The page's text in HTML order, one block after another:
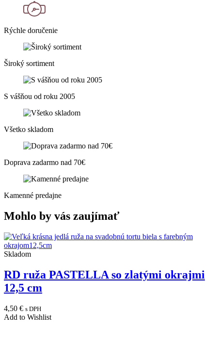
Rýchle doručenie
Široký sortiment
S vášňou od roku 2005
Všetko skladom
Doprava zadarmo nad 70€
Kamenné predajne
Mohlo by vás zaujímať
Skladom
RD ruža PASTELLA so zlatými okrajmi
12,5 cm
4,50 € s DPH
Add to Wishlist